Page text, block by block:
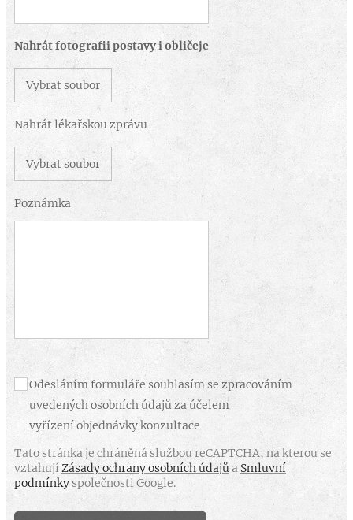
Nahrát fotografii postavy i obličeje
Vybrat soubor
Nahrát lékařskou zprávu
Vybrat soubor
Poznámka
Odesláním formuláře souhlasím se zpracováním
uvedených osobních údajů za účelem
vyřízení objednávky konzultace
Tato stránka je chráněná službou reCAPTCHA, na kterou se
vztahujíZásady ochrany osobních údajůa Smluvní
podmínkyspolečnosti Google.